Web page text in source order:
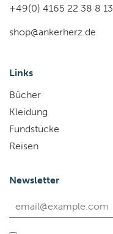
+49(0) 4165 22 38 8 13
shop@ankerherz.de
Links
Bücher
Kleidung
Fundstücke
Reisen
Newsletter